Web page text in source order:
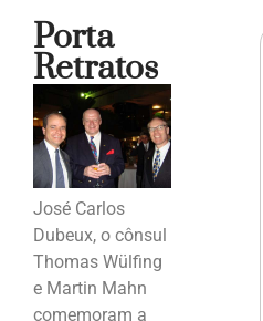
Porta
Retratos
José Carlos
Dubeux, o cônsul
Thomas Wülfing
e Martin Mahn
comemoram a